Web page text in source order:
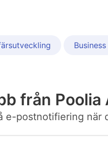
Business
från Poolia
e-postnotifiering när